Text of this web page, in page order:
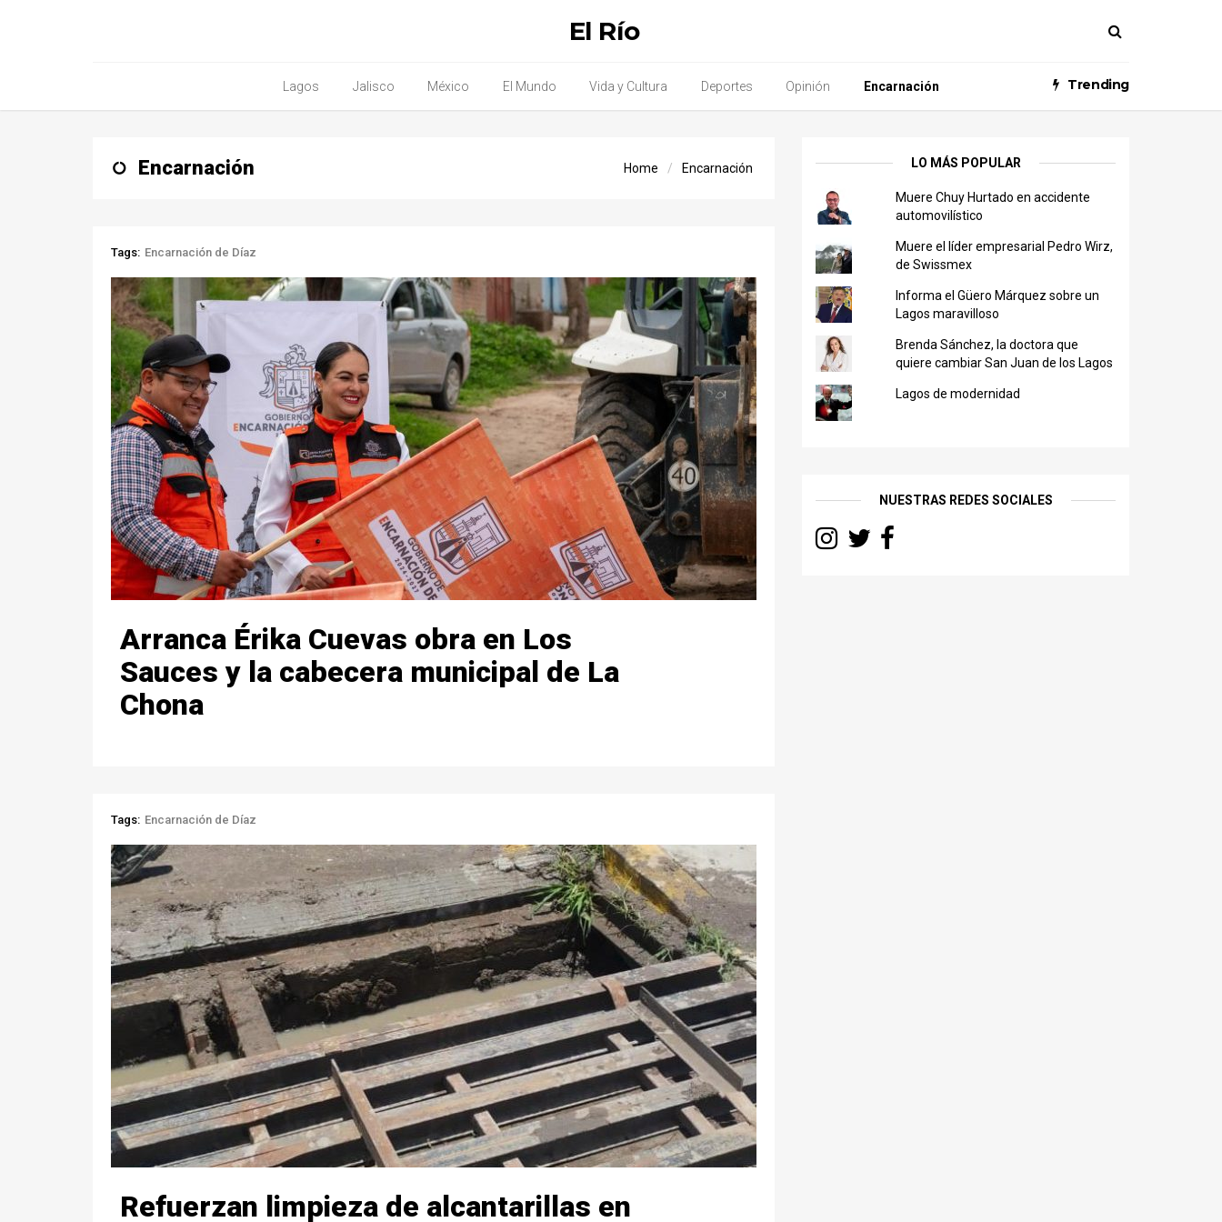
El Río
Lagos Jalisco México El Mundo Vida y Cultura Deportes Opinión Encarnación Trending
LO MÁS POPULAR
Muere Chuy Hurtado en accidente
automovilístico
Muere el líder empresarial Pedro Wirz,
de Swissmex
Informa el Güero Márquez sobre un
Lagos maravilloso
Brenda Sánchez, la doctora que
quiere cambiar San Juan de los Lagos
Lagos de modernidad
NUESTRAS REDES SOCIALES
Home Encarnación
Encarnación
Tags: Encarnación de Díaz
Arranca Érika Cuevas obra en Los
Sauces y la cabecera municipal de La
Chona
Tags: Encarnación de Díaz
Refuerzan limpieza de alcantarillas en